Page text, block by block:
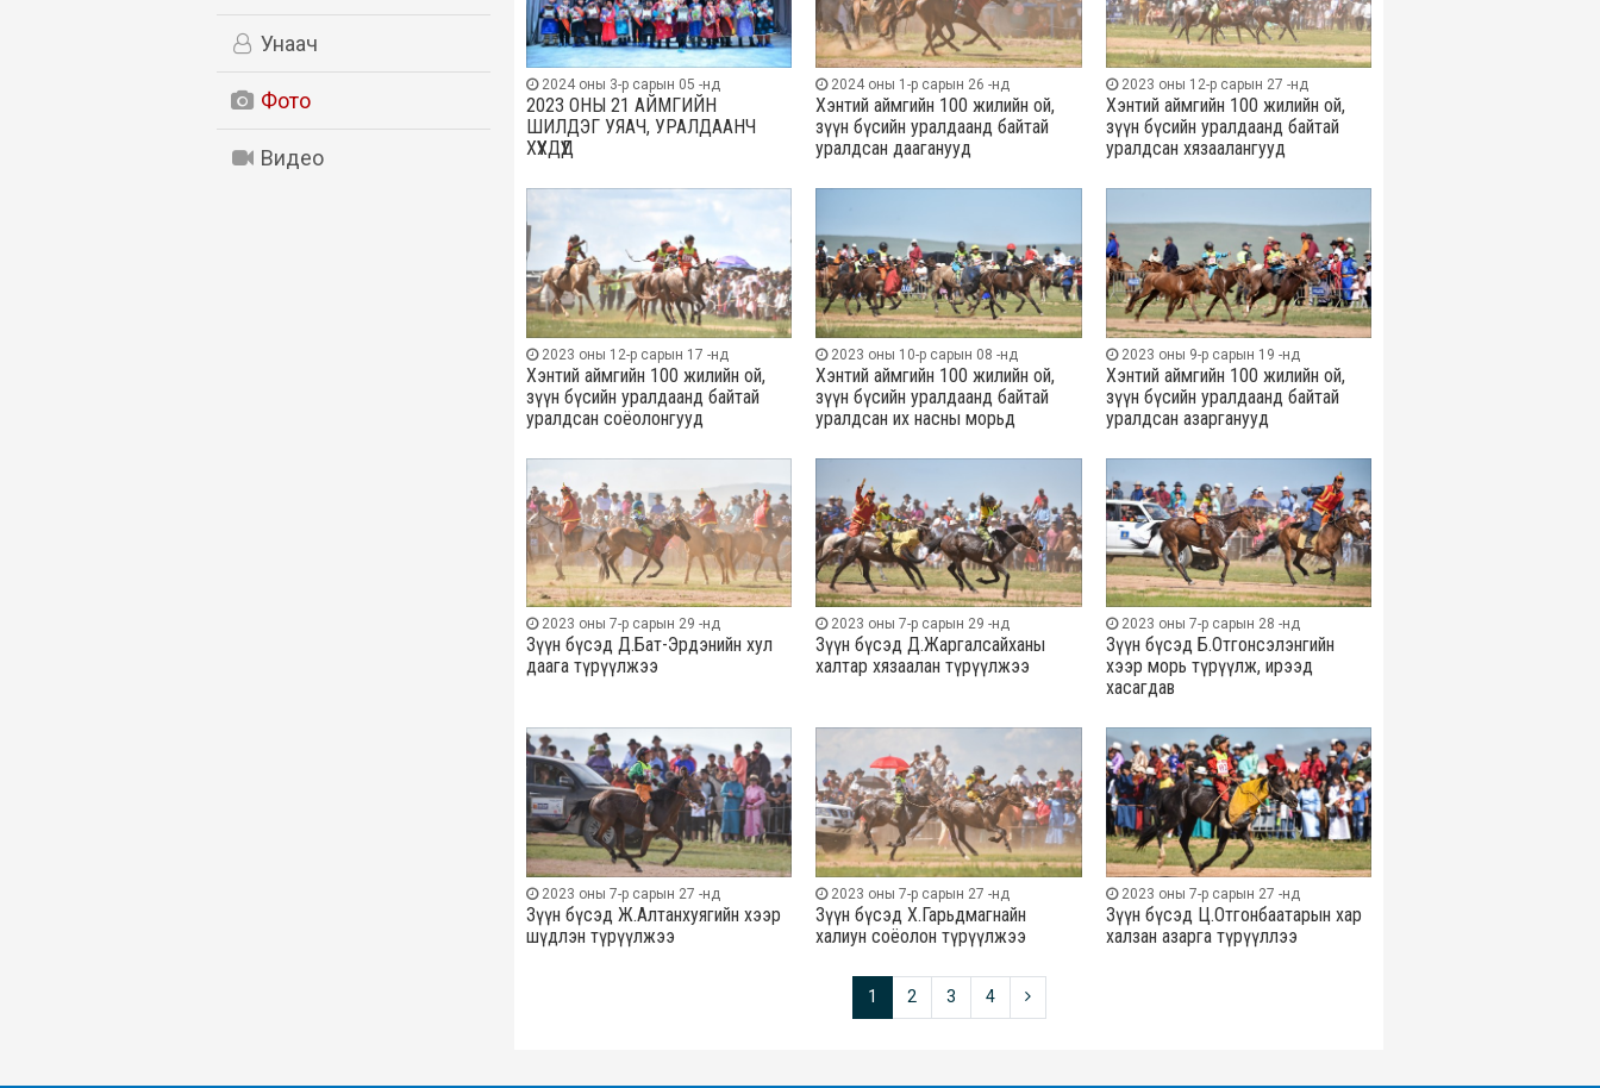
Унаач
Фото
Видео
2024 оны 3-р сарын 05 -нд
2023 ОНЫ 21 АЙМГИЙН
ШИЛДЭГ УЯАЧ, УРАЛДААНЧ
ХҮҮХДҮҮД
2024 оны 1-р сарын 26 -нд
Хэнтий аймгийн 100 жилийн ой,
зүүн бүсийн уралдаанд байтай
уралдсан дааганууд
2023 оны 12-р сарын 27 -нд
Хэнтий аймгийн 100 жилийн ой,
зүүн бүсийн уралдаанд байтай
уралдсан хязаалангууд
2023 оны 12-р сарын 17 -нд
Хэнтий аймгийн 100 жилийн ой,
зүүн бүсийн уралдаанд байтай
уралдсан соёолонгууд
2023 оны 10-р сарын 08 -нд
Хэнтий аймгийн 100 жилийн ой,
зүүн бүсийн уралдаанд байтай
уралдсан их насны морьд
2023 оны 9-р сарын 19 -нд
Хэнтий аймгийн 100 жилийн ой,
зүүн бүсийн уралдаанд байтай
уралдсан азарганууд
2023 оны 7-р сарын 29 -нд
Зүүн бүсэд Д.Бат-Эрдэнийн хул
даага түрүүлжээ
2023 оны 7-р сарын 29 -нд
Зүүн бүсэд Д.Жаргалсайханы
халтар хязаалан түрүүлжээ
2023 оны 7-р сарын 28 -нд
Зүүн бүсэд Б.Отгонсэлэнгийн
хээр морь түрүүлж, ирээд
хасагдав
2023 оны 7-р сарын 27 -нд
Зүүн бүсэд Ж.Алтанхуягийн хээр
шүдлэн түрүүлжээ
2023 оны 7-р сарын 27 -нд
Зүүн бүсэд Х.Гарьдмагнайн
халиун соёолон түрүүлжээ
2023 оны 7-р сарын 27 -нд
Зүүн бүсэд Ц.Отгонбаатарын хар
халзан азарга түрүүллээ
1 2 3 4